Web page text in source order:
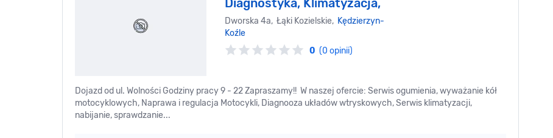
Diagnostyka, Klimatyzacja,
Dworska 4a, Łąki Kozielskie, Kędzierzyn-
Koźle
0 (0 opinii)
Dojazd od ul. Wolności Godziny pracy 9 - 22 Zapraszamy!! W naszej ofercie: Serwis ogumienia, wyważanie kół
motocyklowych, Naprawa i regulacja Motocykli, Diagnooza układów wtryskowych, Serwis klimatyzacji,
nabijanie, sprawdzanie...